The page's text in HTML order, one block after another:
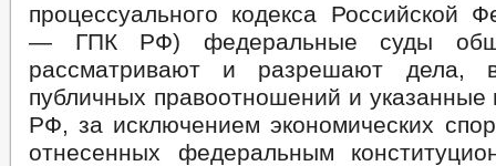
процессуального кодекса Российской
— ГПК РФ) федеральные суды
рассматривают и разрешают дела,
публичных правоотношений и указанные
РФ, за исключением экономических
отнесенных федеральным